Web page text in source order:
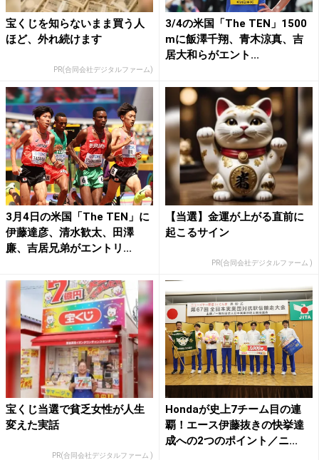
宝くじを知らないまま買う人
ほど、外れ続けます
PR(合同会社デジタルファーム)
3/4の米国「The TEN」1500
mに飯澤千翔、青木涼真、吉
居大和らがエント...
3月4日の米国「The TEN」に
伊藤達彦、清水歓太、田澤
廉、吉居兄弟がエントリ...
【当選】金運が上がる直前に
起こるサイン
PR(合同会社デジタルファーム )
宝くじ当選で貧乏女性が人生
変えた実話
PR(合同会社デジタルファーム )
Hondaが史上7チーム目の連
覇！エース伊藤抜きの快挙達
成への2つのポイント／ニ...